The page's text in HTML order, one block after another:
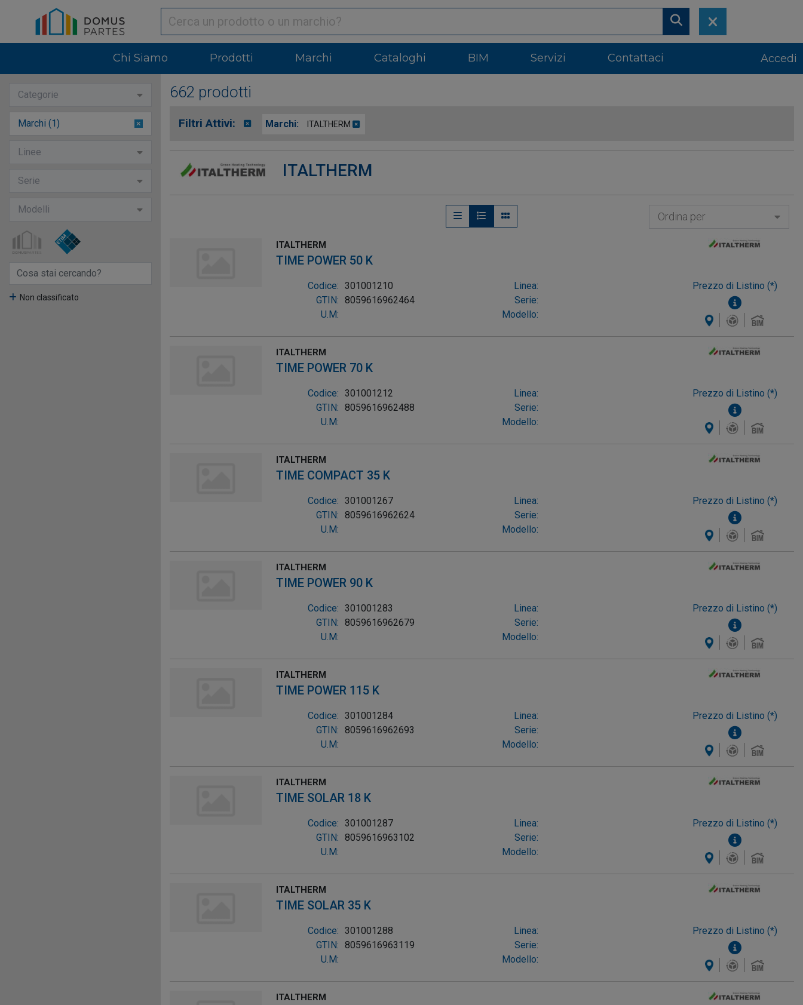
Chi Siamo Prodotti Marchi Cataloghi BIM Servizi Contattaci Accedi
Categorie
Marchi (1)
Linee
Serie
Modelli
Non classificato
662 prodotti
Filtri Attivi: Marchi: ITALTHERM
ITALTHERM
Ordina per
ITALTHERM
TIME POWER 50 K
Codice: 301001210
GTIN: 8059616962464
U.M:
Linea:
Serie:
Modello:
Prezzo di Listino (*)
ITALTHERM
TIME POWER 70 K
Codice: 301001212
GTIN: 8059616962488
U.M:
Linea:
Serie:
Modello:
Prezzo di Listino (*)
ITALTHERM
TIME COMPACT 35 K
Codice: 301001267
GTIN: 8059616962624
U.M:
Linea:
Serie:
Modello:
Prezzo di Listino (*)
ITALTHERM
TIME POWER 90 K
Codice: 301001283
GTIN: 8059616962679
U.M:
Linea:
Serie:
Modello:
Prezzo di Listino (*)
ITALTHERM
TIME POWER 115 K
Codice: 301001284
GTIN: 8059616962693
U.M:
Linea:
Serie:
Modello:
Prezzo di Listino (*)
ITALTHERM
TIME SOLAR 18 K
Codice: 301001287
GTIN: 8059616963102
U.M:
Linea:
Serie:
Modello:
Prezzo di Listino (*)
ITALTHERM
TIME SOLAR 35 K
Codice: 301001288
GTIN: 8059616963119
U.M:
Linea:
Serie:
Modello:
Prezzo di Listino (*)
ITALTHERM